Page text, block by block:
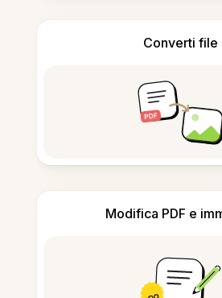
Converti file
Modifica PDF e